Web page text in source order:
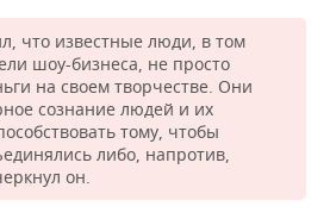
что известные люди, в том
шоу-бизнеса, не просто
на своем творчестве. Они
сознание людей и их
тому, чтобы
либо, напротив,
он.